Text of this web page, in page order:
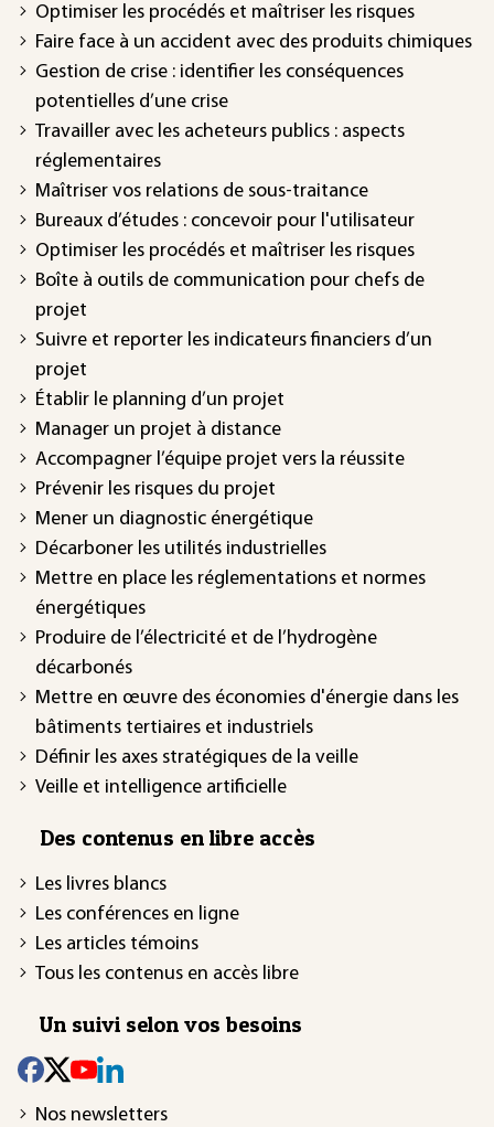
Optimiser les procédés et maîtriser les risques
Faire face à un accident avec des produits chimiques
Gestion de crise : identifier les conséquences
potentielles d’une crise
Travailler avec les acheteurs publics : aspects
réglementaires
Maîtriser vos relations de sous-traitance
Bureaux d’études : concevoir pour l'utilisateur
Optimiser les procédés et maîtriser les risques
Boîte à outils de communication pour chefs de
projet
Suivre et reporter les indicateurs financiers d’un
projet
Établir le planning d’un projet
Manager un projet à distance
Accompagner l’équipe projet vers la réussite
Prévenir les risques du projet
Mener un diagnostic énergétique
Décarboner les utilités industrielles
Mettre en place les réglementations et normes
énergétiques
Produire de l’électricité et de l’hydrogène
décarbonés
Mettre en œuvre des économies d'énergie dans les
bâtiments tertiaires et industriels
Définir les axes stratégiques de la veille
Veille et intelligence artificielle
Des contenus en libre accès
Les livres blancs
Les conférences en ligne
Les articles témoins
Tous les contenus en accès libre
Un suivi selon vos besoins
Nos newsletters